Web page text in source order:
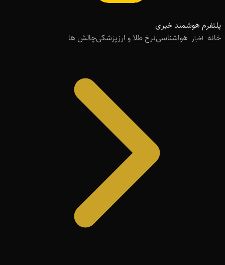
پلتفرم هوشمند خبری
خانه اخبار هواشناسینرخ طلا و ارزپزشکیچالش ها